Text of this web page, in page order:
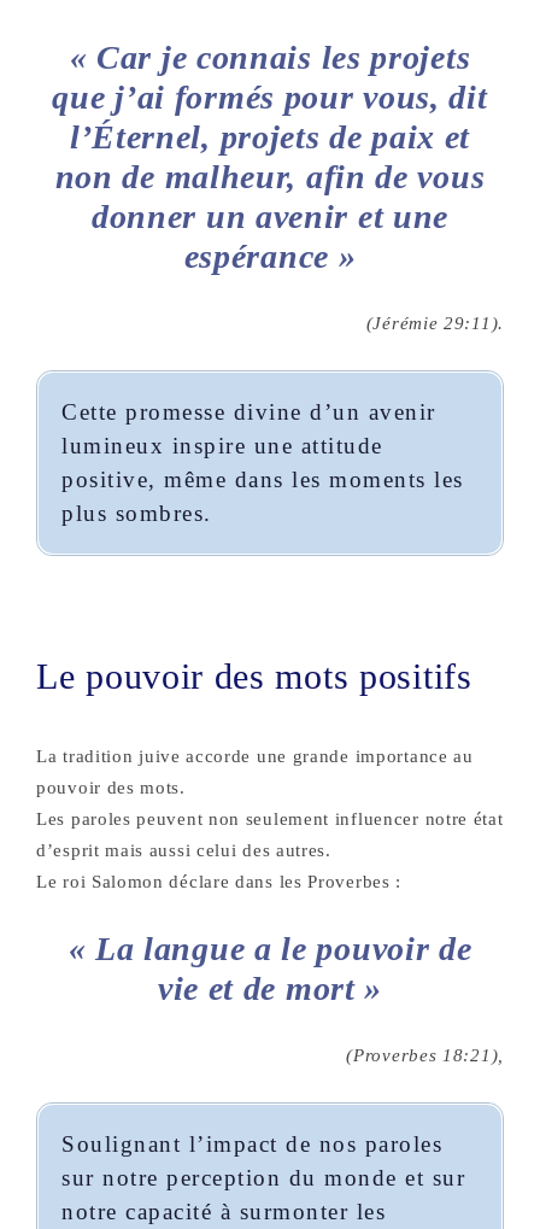
« Car je connais les projets
que j’ai formés pour vous, dit
l’Éternel, projets de paix et
non de malheur, afin de vous
donner un avenir et une
espérance »
(Jérémie 29:11).
Cette promesse divine d’un avenir
lumineux inspire une attitude
positive, même dans les moments les
plus sombres.
Le pouvoir des mots positifs
La tradition juive accorde une grande importance au
pouvoir des mots.
Les paroles peuvent non seulement influencer notre état
d’esprit mais aussi celui des autres.
Le roi Salomon déclare dans les Proverbes :
« La langue a le pouvoir de
vie et de mort »
(Proverbes 18:21),
Soulignant l’impact de nos paroles
sur notre perception du monde et sur
notre capacité à surmonter les